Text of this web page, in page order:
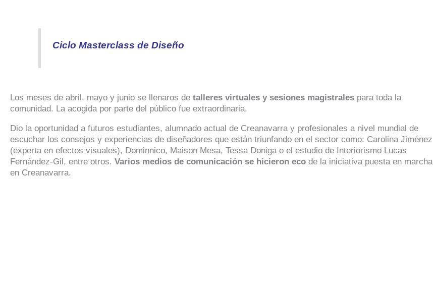
Ciclo Masterclass de Diseño
Los meses de abril, mayo y junio se llenaros de talleres virtuales y sesiones magistrales para toda la
comunidad. La acogida por parte del público fue extraordinaria.
Dio la oportunidad a futuros estudiantes, alumnado actual de Creanavarra y profesionales a nivel mundial de
escuchar los consejos y experiencias de diseñadores que están triunfando en el sector como: Carolina Jiménez
(experta en efectos visuales), Dominnico, Maison Mesa, Tessa Doniga o el estudio de Interiorismo Lucas
Fernández-Gil, entre otros. Varios medios de comunicación se hicieron eco de la iniciativa puesta en marcha
en Creanavarra.